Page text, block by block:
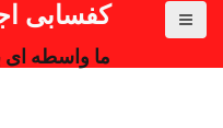
کفسابی
ما واسطه ای